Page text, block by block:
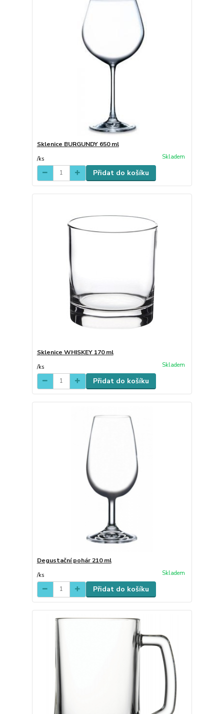
Sklenice BURGUNDY 650 ml
/ks Skladem
Přidat do košíku
Sklenice WHISKEY 170 ml
/ks Skladem
Přidat do košíku
Degustační pohár 210 ml
/ks Skladem
Přidat do košíku